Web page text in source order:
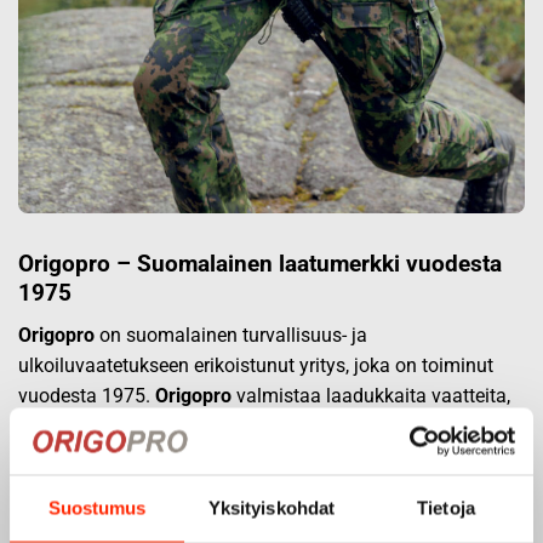
Suostumus Yksityiskohdat Tietoja
Origopro – Suomalainen laatumerkki vuodesta
1975
Origopro on suomalainen turvallisuus- ja
ulkoiluvaatetukseen erikoistunut yritys, joka on toiminut
vuodesta 1975. Origopro valmistaa laadukkaita vaatteita,
jotka on kehitetty vuosikymmenten kokemuksella
puolustusvoimien ja poliisin sopimusvalmistajana.
ja erikoisammattilaisten kanssa, joiden kokemus inspiroi